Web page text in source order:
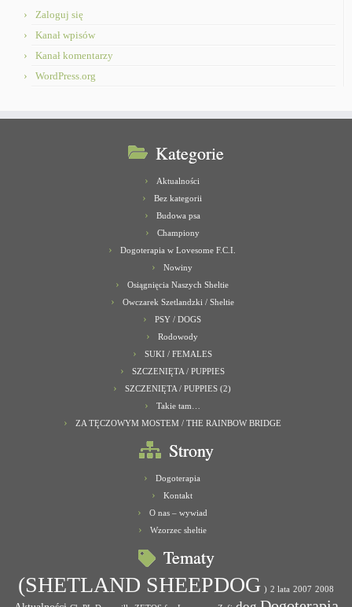
Zaloguj się
Kanał wpisów
Kanał komentarzy
WordPress.org
Kategorie
Aktualności
Bez kategorii
Budowa psa
Championy
Dogoterapia w Lovesome F.C.I.
Nowiny
Osiągnięcia Naszych Sheltie
Owczarek Szetlandzki / Sheltie
PSY / DOGS
Rodowody
SUKI / FEMALES
SZCZENIĘTA / PUPPIES
SZCZENIĘTA / PUPPIES (2)
Takie tam…
ZA TĘCZOWYM MOSTEM / THE RAINBOW BRIDGE
Strony
Dogoterapia
Kontakt
O nas – wywiad
Wzorzec sheltie
Tematy
(SHETLAND SHEEPDOG ) 2 lata 2007 2008